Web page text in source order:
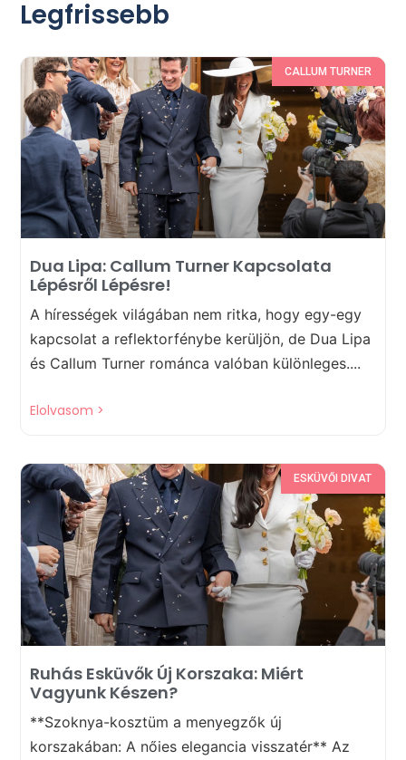
Legfrissebb
CALLUM TURNER
Dua Lipa: Callum Turner Kapcsolata
Lépésről Lépésre!
A hírességek világában nem ritka, hogy egy-egy
kapcsolat a reflektorfénybe kerüljön, de Dua Lipa
és Callum Turner románca valóban különleges....
Elolvasom >
ESKÜVŐI DIVAT
Ruhás Esküvők Új Korszaka: Miért
Vagyunk Készen?
**Szoknya-kosztüm a menyegzők új
korszakában: A nőies elegancia visszatér** Az